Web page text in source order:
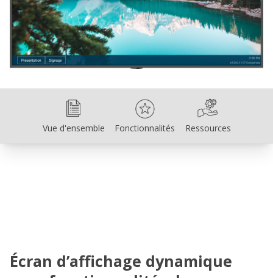
Vue d'ensemble
Vue d'ensemble Fonctionnalités
Fonctionnalités Ressources
Ressources
Écran d’affichage dynamique